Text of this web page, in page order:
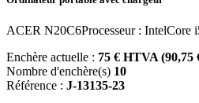
ACER N20C6Processeur : IntelCore
Enchère actuelle : 75 € HTVA (90,75
Nombre d'enchère(s) 10
Référence : J-13135-23